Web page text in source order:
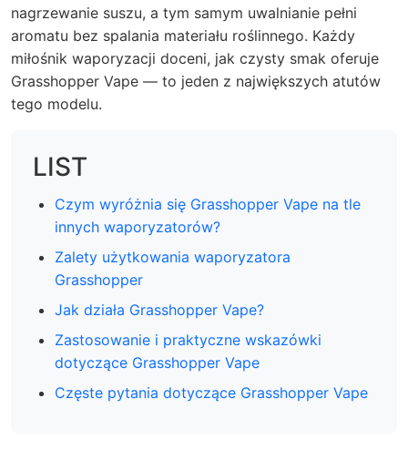
nagrzewanie suszu, a tym samym uwalnianie pełni
aromatu bez spalania materiału roślinnego. Każdy
miłośnik waporyzacji doceni, jak czysty smak oferuje
Grasshopper Vape — to jeden z największych atutów
tego modelu.
LIST
Czym wyróżnia się Grasshopper Vape na tle
innych waporyzatorów?
Zalety użytkowania waporyzatora
Grasshopper
Jak działa Grasshopper Vape?
Zastosowanie i praktyczne wskazówki
dotyczące Grasshopper Vape
Częste pytania dotyczące Grasshopper Vape